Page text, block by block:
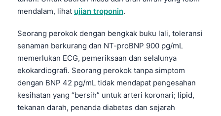
mendalam, lihat ujian troponin.
Seorang perokok dengan bengkak buku lali, toleransi
senaman berkurang dan NT-proBNP 900 pg/mL
memerlukan ECG, pemeriksaan dan selalunya
ekokardiografi. Seorang perokok tanpa simptom
dengan BNP 42 pg/mL tidak mendapat pengesahan
kesihatan yang “bersih” untuk arteri koronari; lipid,
tekanan darah, penanda diabetes dan sejarah
Slovenščina
Magyar
Shqip
বাংলা
اردو
తెలుగు